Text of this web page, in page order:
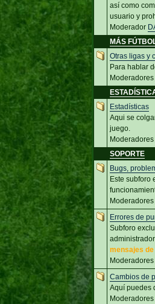
así como
usuario y
Moderador
MÁS
Otras ligas y
Para hablar
Moderadores
Estadísticas
Aqui se
juego.
Moderadores
SOPORTE
Bugs,
Este subforo
Moderadores
Errores de
Subforo
mensajes
Moderadores
Cambios de
Aquí puedes
Moderadores